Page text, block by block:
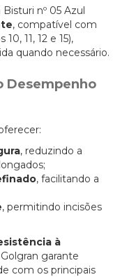
nº 05 Azul
, compatível com
11, 12 e 15),
quando necessário.
Desempenho
, reduzindo a
, facilitando a
, permitindo incisões
à
garante
com os principais